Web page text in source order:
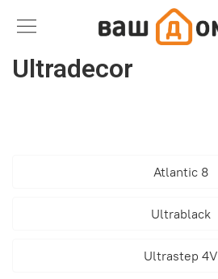
Ultradecor
Atlantic 8
Ultrablack
Ultrastep 4V